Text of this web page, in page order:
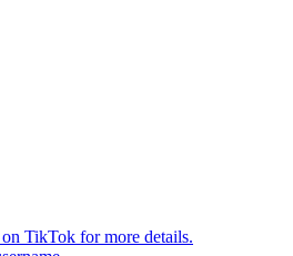
TikTok for more details.